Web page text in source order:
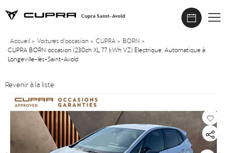
Cupra Saint-Avold
Accueil > Voitures d'occasion > CUPRA > BORN >
CUPRA BORN occasion (230ch XL 77 kWh VZ) Electrique, Automatique à
Longeville-lès-Saint-Avold
Revenir à la liste